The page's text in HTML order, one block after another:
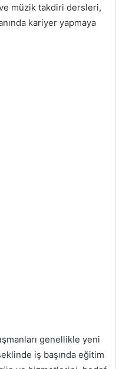
müzik takdiri dersleri,
kariyer yapmaya
genellikle yeni
iş başında eğitim